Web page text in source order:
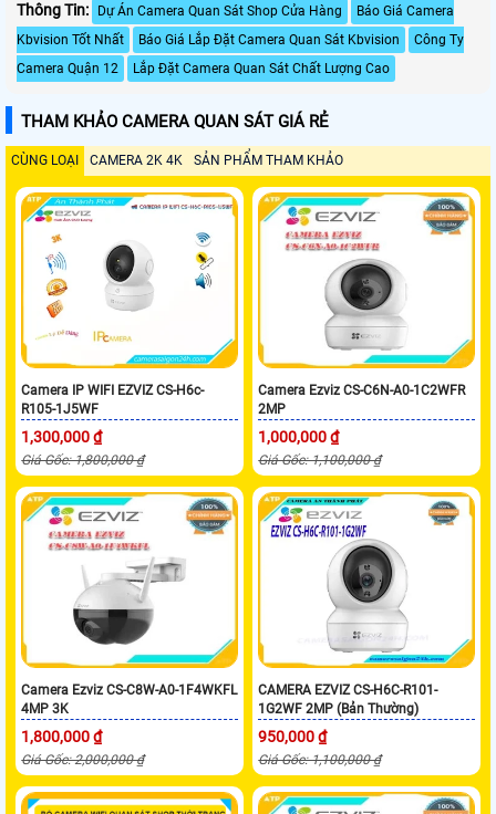
Thông Tin: Dự Án Camera Quan Sát Shop Cửa Hàng
Báo Giá Camera
Kbvision Tốt Nhất
Báo Giá Lắp Đặt Camera Quan Sát Kbvision
Công Ty
Camera Quận 12
Lắp Đặt Camera Quan Sát Chất Lượng Cao
THAM KHẢO CAMERA QUAN SÁT GIÁ RẺ
CÙNG LOẠI CAMERA 2K 4K SẢN PHẨM THAM KHẢO
Camera IP WIFI EZVIZ CS-H6c-
R105-1J5WF
1,300,000 ₫
Giá Gốc: 1,800,000 ₫
Camera Ezviz CS-C6N-A0-1C2WFR
2MP
1,000,000 ₫
Giá Gốc: 1,100,000 ₫
Camera Ezviz CS-C8W-A0-1F4WKFL
4MP 3K
1,800,000 ₫
Giá Gốc: 2,000,000 ₫
CAMERA EZVIZ CS-H6C-R101-
1G2WF 2MP (Bản Thường)
950,000 ₫
Giá Gốc: 1,100,000 ₫